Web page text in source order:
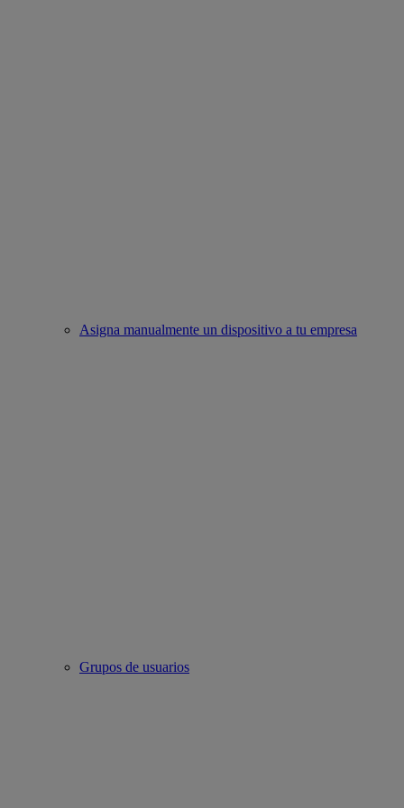
Asigna manualmente un dispositivo a tu empresa
Grupos de usuarios